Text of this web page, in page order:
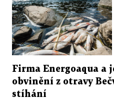
Firma Energoaqua
obvinění z otravy
stíhání